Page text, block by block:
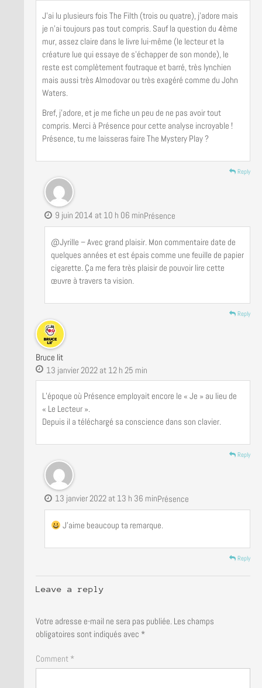
J’ai lu plusieurs fois The Filth (trois ou quatre), j’adore mais
je n’ai toujours pas tout compris. Sauf la question du 4ème
mur, assez claire dans le livre lui-même (le lecteur et la
créature lue qui essaye de s’échapper de son monde), le
reste est complètement foutraque et barré, très lynchien
mais aussi très Almodovar ou très exagéré comme du John
Waters.
Bref, j’adore, et je me fiche un peu de ne pas avoir tout
compris. Merci à Présence pour cette analyse incroyable !
Présence, tu me laisseras faire The Mystery Play ?
Reply
Présence
9 juin 2014 at 10 h 06 min
@Jyrille – Avec grand plaisir. Mon commentaire date de
quelques années et est épais comme une feuille de papier
cigarette. Ça me fera très plaisir de pouvoir lire cette
œuvre à travers ta vision.
Reply
Bruce lit
13 janvier 2022 at 12 h 25 min
L’époque où Présence employait encore le « Je » au lieu de
« Le Lecteur ».
Depuis il a téléchargé sa conscience dans son clavier.
Reply
Présence
13 janvier 2022 at 13 h 36 min
J’aime beaucoup ta remarque.
Reply
Leave a reply
Votre adresse e-mail ne sera pas publiée. Les champs
obligatoires sont indiqués avec *
Comment *